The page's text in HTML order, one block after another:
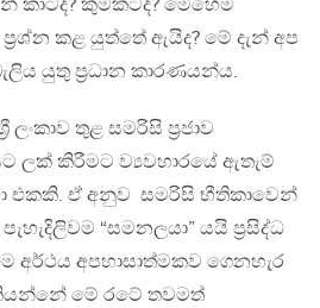
කාටද? කුමකටද? මෙහෙම
කළ යුත්තේ ඇයිද? මේ දැන් අප
යුතු ප්‍රධාන කාරණයන්ය.
ලංකාව තුළ සමරිසි ප්‍රජාව
ලක් කිරීමට ව්‍යවහාරයේ ඇතැම්
එකකි. ඒ අනුව සමරිසි භීතිකාවෙන්
“සමනලයා” යයි ප්‍රසිද්ධ
අර්ථය අපහාසාත්මකව ගෙනහැර
මේ රටේ තවමත්